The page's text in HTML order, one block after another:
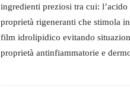
ingredienti preziosi tra cui:
proprietà rigeneranti che stimola
film idrolipidico evitando
proprietà antinfiammatorie e